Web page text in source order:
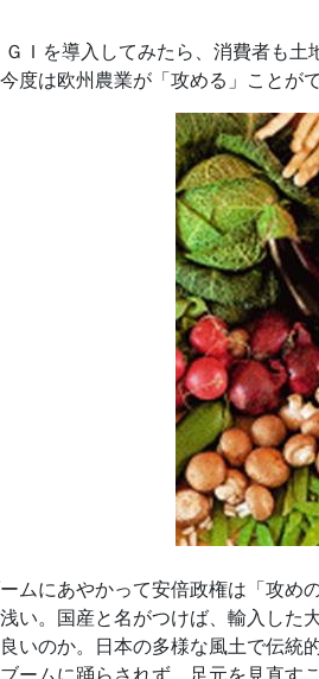
Ｉを導入してみたら、消費者も土
度は欧州農業が「攻める」ことが
ムにあやかって安倍政権は「攻め
い。国産と名がつけば、輸入した
いのか。日本の多様な風土で伝統